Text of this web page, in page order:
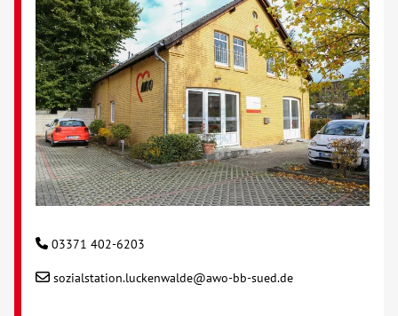
03371 402-6203
sozialstation.luckenwalde@awo-bb-sued.de